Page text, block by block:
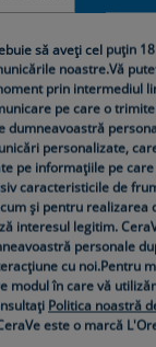
mai ales
fata. De
deosebit de
sunt potriviti
policy
să aveți cel puțin
noastre.Vă
prin intermediul
pe care o
dumneavoastră
personalizate,
pe informațiile pe
caracteristicile de
și pentru realizarea
interesul legitim.
personale
cu noi.Pentru
modul în care vă
Politica noastră
este o marcă